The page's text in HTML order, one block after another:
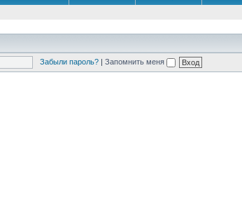
Забыли пароль? | Запомнить меня